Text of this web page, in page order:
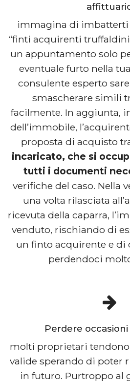
immagina di
“finti acquirenti
un appuntamento solo
eventuale furto nella
consulente esperto
smascherare simili
facilmente. In aggiunta,
dell’immobile,
proposta di acquisto
incaricato, che si
tutti i documenti
verifiche del caso. Nella
una volta rilasciata
ricevuta della caparra,
venduto, rischiando di
un finto acquirente e di
perdendoci
Perdere
molti proprietari
valide sperando di poter
in futuro. Purtroppo al